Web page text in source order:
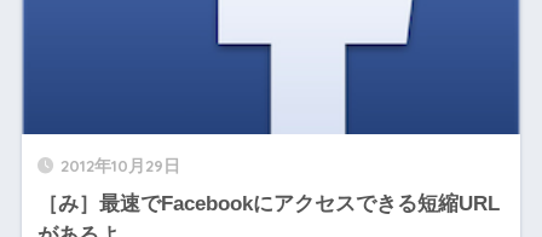
2012年10月29日
［み］最速でFacebookにアクセスできる短縮URL